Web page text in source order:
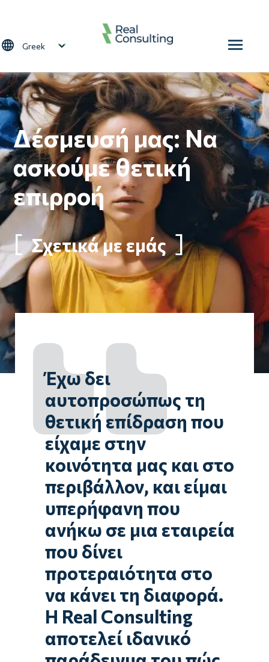
Select your language
Δέσμευσή μας: Να
ασκούμε θετική
επιρροή
Σχετικά με εμάς
Έχω δει
αυτοπροσώπως τη
θετική επίδραση που
είχαμε στην
κοινότητα μας και στο
περιβάλλον, και είμαι
υπερήφανη που
ανήκω σε μια εταιρεία
που δίνει
προτεραιότητα στο
να κάνει τη διαφορά.
Η Real Consulting
αποτελεί ιδανικό